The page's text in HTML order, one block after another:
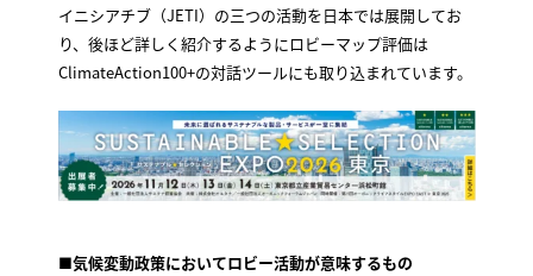
イニシアチブ（JETI）の三つの活動を日本では展開してお
り、後ほど詳しく紹介するようにロビーマップ評価は
ClimateAction100+の対話ツールにも取り込まれています。
■気候変動政策においてロビー活動が意味するもの